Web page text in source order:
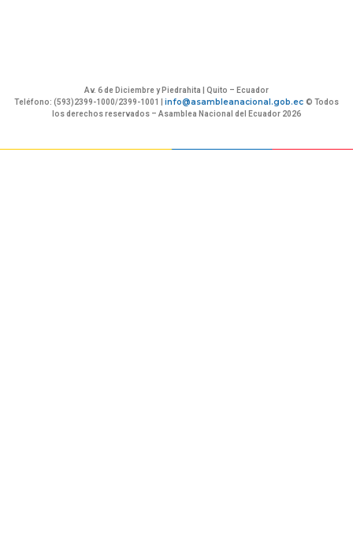
Av. 6 de Diciembre y Piedrahita | Quito – Ecuador
Teléfono: (593)2399-1000/2399-1001 | info@asambleanacional.gob.ec © Todos
los derechos reservados – Asamblea Nacional del Ecuador 2026